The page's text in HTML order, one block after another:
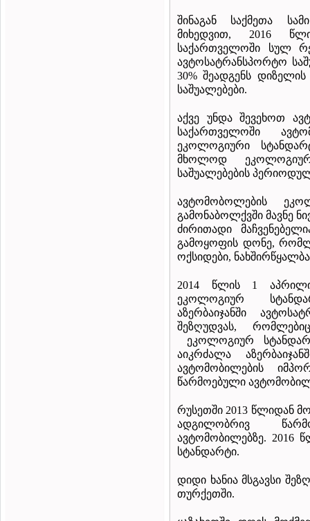
შინაგან საქმეთა
მიხედვით, 2016
საქართველოში სულ
ავტოსატრანსპორტო
30% შეადგენს
საშუალებები.
აქვე უნდა შევეხოთ
საქართველოში
ეკოლოგიური
მხოლოდ
საშუალებების
ავტომობოლების
გამონაბოლქვში მავნე
ძირითადი
გამოყოფის დონე,
ოქსიდები,
2014 წლის 1
ეკოლოგიურ
აზერბაიჯანში
შეზღუდვას,
ეკოლოგიურ
აიკრძალა
ავტომობილების
წარმოებული
რუსეთში 2013 წლიდან
ადგილობრივ
ავტომობილებზე. 2016
სტანდარტი.
დიდი ხანია მსგავსი
თურქეთში.